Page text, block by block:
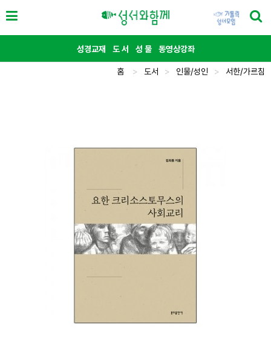
성경교재 도 서 성 물 동영상강좌
홈 > 도서 > 인물/성인 > 서한/가르침